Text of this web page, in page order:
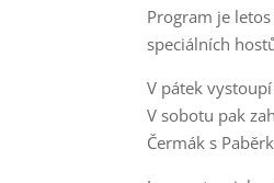
Program je
speciálních
V pátek
V sobotu pak
Čermák s